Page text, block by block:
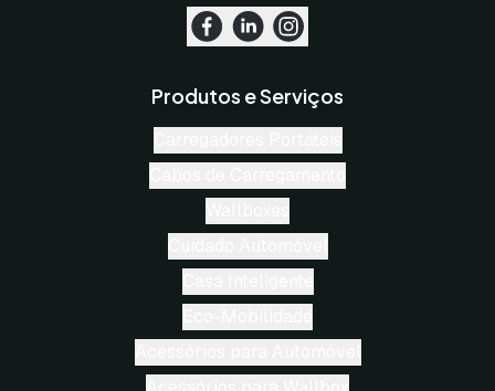
Produtos e Serviços